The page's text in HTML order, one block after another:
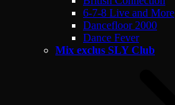
6-7-8 Live and More
Dancefloor 2000
Dance Fever
Mix exclus SLY Club